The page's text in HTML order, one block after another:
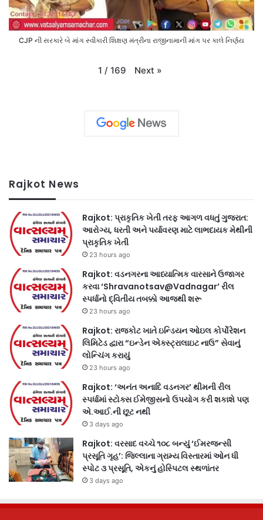
CJP ની સરકારે બે માંગ સ્વીકારી શિક્ષણ મંત્રીના રાજીનામાની માંગ પર કાલે નિર્ણય
1 / 169 Next »
Rajkot News
Rajkot: પ્રાકૃતિક ખેતી તરફ આગળ વધતું ગુજરાત:
આરોગ્ય, ધરતી અને પર્યાવરણ માટે લાભદાયક મેથીની
પ્રાકૃતિક ખેતી
23 hours ago
Rajkot: વડનગરના આધ્યાત્મિક વારસાને ઉજાગર
કરવા ‘Shravanotsav@Vadnagar’ રીલ
સ્પર્ધાનો દ્વિતીય તબક્કો આજથી શરૂ
23 hours ago
Rajkot: રાજકોટ ખાતે ઇન્ડિયન ઓઇલ કોર્પોરેશન
લિમિટેડ દ્વારા “ઇન્ડેન એક્સ્ટ્રાલાઇટ નાઉ” સેવાનું
લોન્ચિંગ કરાયું
23 hours ago
Rajkot: ‘અનંત અનાદિ વડનગર’ થીમની રીલ
સ્પર્ધામાં સ્ટોક્સ ઈમેજીસનો ઉપયોગ કરી શકાશે પણ
એ.આઈ.ની છૂટ નથી
3 days ago
Rajkot: વરસાદ વચ્ચે ૧૦૮ બન્યું ‘ઈમરજન્સી
પ્રસૂતિ ગૃહ’: જિલ્લાના ગ્રામ્ય વિસ્તારમાં ઓન ધી
સ્પોટ ૩ પ્રસૂતિ, એકનું હોસ્પિટલ સ્થળાંતર
3 days ago